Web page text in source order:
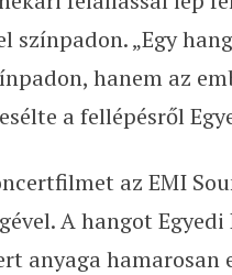
színpadon. „Egy
hanem az
a fellépésről
az EMI
A hangot
anyaga hamarosan